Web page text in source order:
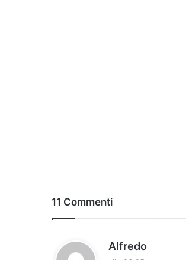
11 Commenti
Alfredo